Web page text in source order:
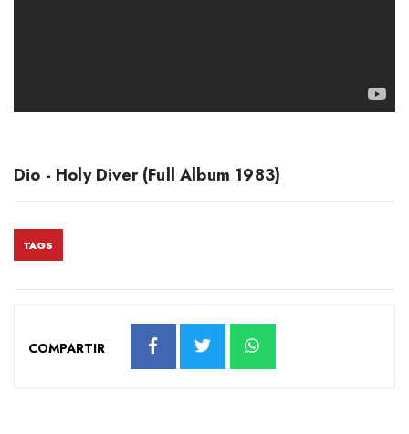
Dio - Holy Diver (Full Album 1983)
TAGS
COMPARTIR